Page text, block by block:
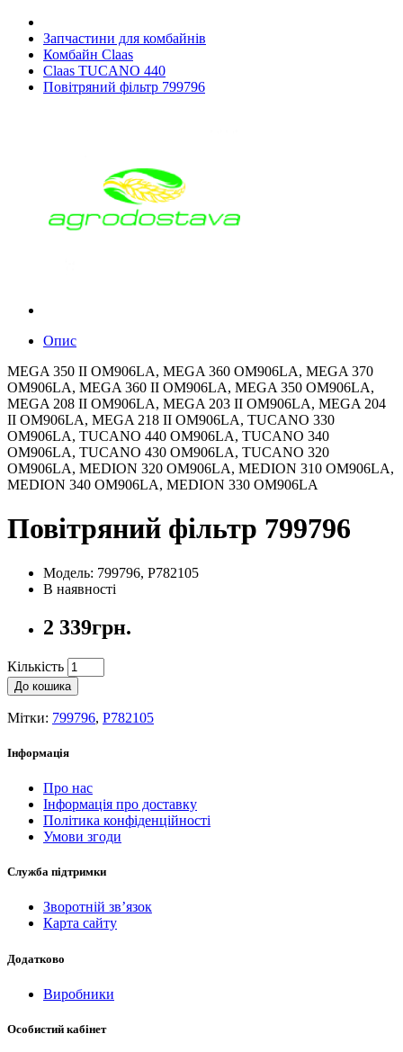
Запчастини для комбайнів
Комбайн Claas
Claas TUCANO 440
Повітряний фільтр 799796
Опис
MEGA 350 II OM906LA, MEGA 360 OM906LA, MEGA 370
OM906LA, MEGA 360 II OM906LA, MEGA 350 OM906LA,
MEGA 208 II OM906LA, MEGA 203 II OM906LA, MEGA 204
II OM906LA, MEGA 218 II OM906LA, TUCANO 330
OM906LA, TUCANO 440 OM906LA, TUCANO 340
OM906LA, TUCANO 430 OM906LA, TUCANO 320
OM906LA, MEDION 320 OM906LA, MEDION 310 OM906LA,
MEDION 340 OM906LA, MEDION 330 OM906LA
Повітряний фільтр 799796
Модель: 799796, P782105
В наявності
2 339грн.
Кількість
До кошика
Мітки: 799796, P782105
Інформація
Про нас
Інформація про доставку
Політика конфіденційності
Умови згоди
Служба підтримки
Зворотній зв’язок
Карта сайту
Додатково
Виробники
Особистий кабінет